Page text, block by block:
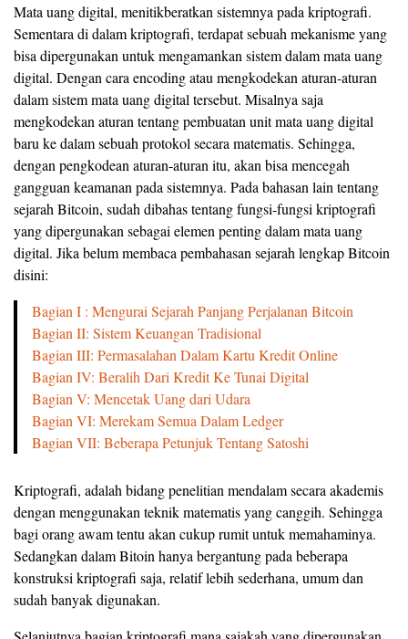
Mata uang digital, menitikberatkan sistemnya pada kriptografi.
Sementara di dalam kriptografi, terdapat sebuah mekanisme yang
bisa dipergunakan untuk mengamankan sistem dalam mata uang
digital. Dengan cara encoding atau mengkodekan aturan-aturan
dalam sistem mata uang digital tersebut. Misalnya saja
mengkodekan aturan tentang pembuatan unit mata uang digital
baru ke dalam sebuah protokol secara matematis. Sehingga,
dengan pengkodean aturan-aturan itu, akan bisa mencegah
gangguan keamanan pada sistemnya. Pada bahasan lain tentang
sejarah Bitcoin, sudah dibahas tentang fungsi-fungsi kriptografi
yang dipergunakan sebagai elemen penting dalam mata uang
digital. Jika belum membaca pembahasan sejarah lengkap Bitcoin
disini:
Bagian I : Mengurai Sejarah Panjang Perjalanan Bitcoin
Bagian II: Sistem Keuangan Tradisional
BagianIII: Permasalahan Dalam Kartu Kredit Online
BagianIV: Beralih Dari Kredit Ke Tunai Digital
BagianV: Mencetak Uang dari Udara
BagianVI: Merekam Semua Dalam Ledger
Bagian VII: Beberapa Petunjuk Tentang Satoshi
Kriptografi, adalah bidang penelitian mendalam secara akademis
dengan menggunakan teknik matematis yang canggih. Sehingga
bagi orang awam tentu akan cukup rumit untuk memahaminya.
Sedangkan dalam Bitoin hanya bergantung pada beberapa
konstruksi kriptografi saja, relatif lebih sederhana, umum dan
sudah banyak digunakan.